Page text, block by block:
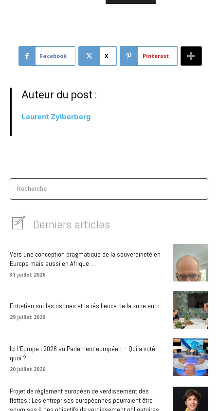
Facebook X Pinterest
Auteur du post :
Laurent Zylberberg
Recherche
Derniers articles
Vers une conception pragmatique de la souveraineté en
Europe mais aussi en Afrique …
31 juillet 2026
Entretien sur les risques et la résilience de la zone euro
29 juillet 2026
Ici l’Europe | 2026 au Parlement européen – Qui a voté
quoi ?
20 juillet 2026
Projet de règlement européen de verdissement des
flottes : Les entreprises européennes pourraient être